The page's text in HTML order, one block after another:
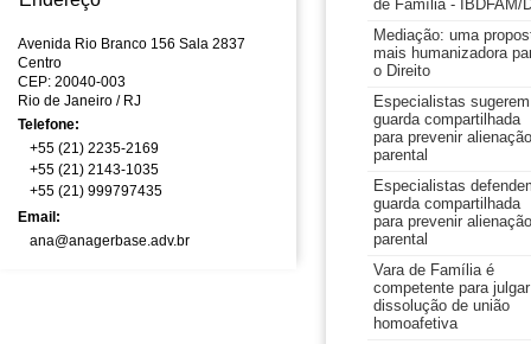
Avenida Rio Branco 156 Sala 2837
Centro
CEP: 20040-003
Rio de Janeiro / RJ
Telefone:
+55 (21) 2235-2169
+55 (21) 2143-1035
+55 (21) 999797435
Email:
ana@anagerbase.adv.br
de Família - IBDFAM/
Mediação: uma
mais humanizadora
o Direito
Especialistas sugerem
guarda compartilhada
para prevenir alienação
parental
Especialistas
guarda compartilhada
para prevenir alienação
parental
Vara de Família é
competente para julgar
dissolução de união
homoafetiva